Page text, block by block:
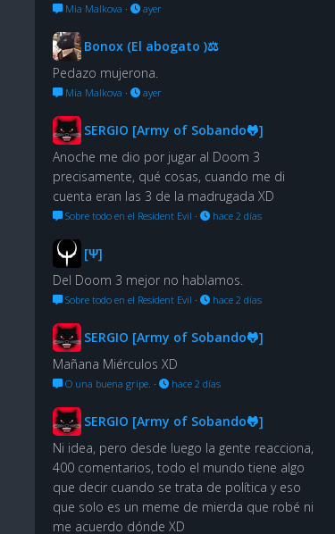
Mia Malkova · ayer
Bonox (El abogato )⚖
Pedazo mujerona.
Mia Malkova · ayer
SERGIO [Army of Sobando🐸]
Anoche me dio por jugar al Doom 3
precisamente, qué cosas, cuando me di
cuenta eran las 3 de la madrugada XD
Sobre todo en el Resident Evil · hace 2 días
[Ψ]
Del Doom 3 mejor no hablamos.
Sobre todo en el Resident Evil · hace 2 días
SERGIO [Army of Sobando🐸]
Mañana Miérculos XD
O una buena gripe. · hace 2 días
SERGIO [Army of Sobando🐸]
Ni idea, pero desde luego la gente reacciona,
400 comentarios, todo el mundo tiene algo
que decir cuando se trata de política y eso
que solo es un meme de mierda que robé ni
me acuerdo dónde XD